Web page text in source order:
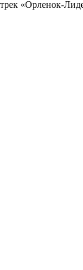
«Орленок-